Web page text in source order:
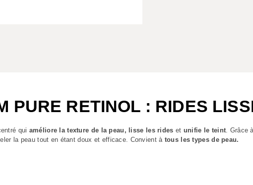
PURE RETINOL : RIDES
qui améliore la texture de la peau, lisse les rides et unifie le teint . Grâce
la peau tout en étant doux et efficace. Convient à tous les types de peau.